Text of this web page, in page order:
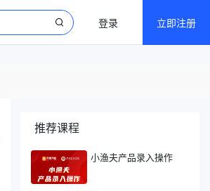
登录 立即注册
推荐课程
小渔夫产品录入操作